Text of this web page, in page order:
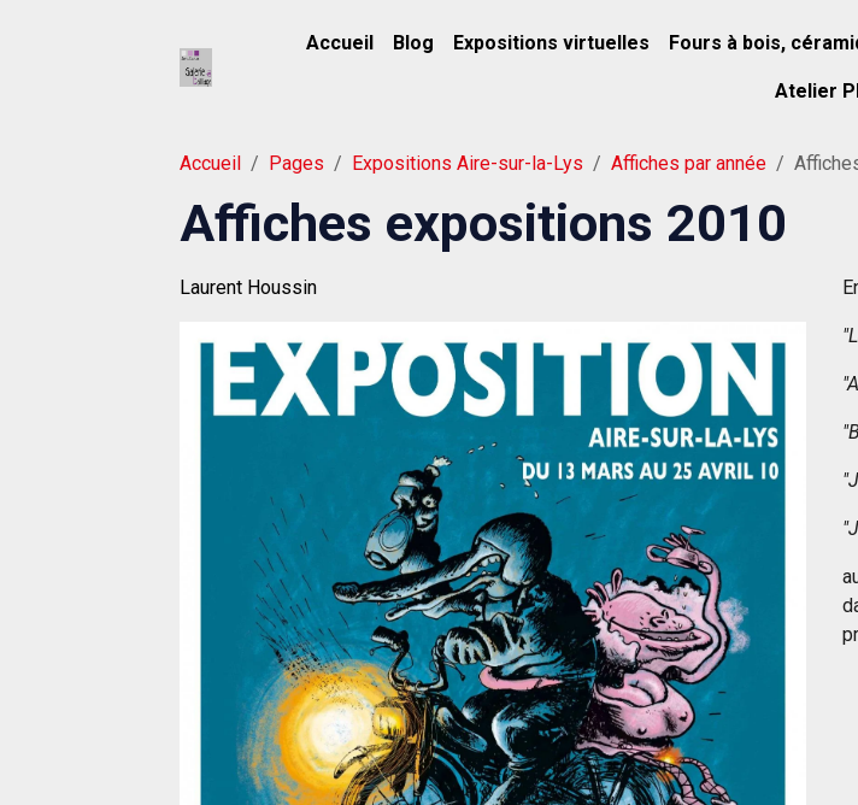
Accueil Blog Expositions virtuelles Fours à bois,
Atelier
Accueil Pages Expositions Aire-sur-la-Lys Affiches par année
Affiches expositions 2010
Laurent Houssin